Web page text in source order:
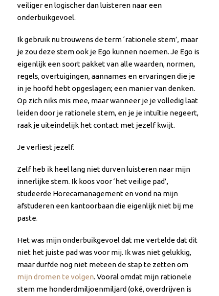
veiliger en logischer dan luisteren naar een
onderbuikgevoel.
Ik gebruik nu trouwens de term ‘rationele stem’, maar
je zou deze stem ook je Ego kunnen noemen. Je Ego is
eigenlijk een soort pakket van alle waarden, normen,
regels, overtuigingen, aannames en ervaringen die je
in je hoofd hebt opgeslagen; een manier van denken.
Op zich niks mis mee, maar wanneer je je volledig laat
leiden door je rationele stem, en je je intuïtie negeert,
raak je uiteindelijk het contact met jezelf kwijt.
Je verliest jezelf.
Zelf heb ik heel lang niet durven luisteren naar mijn
innerlijke stem. Ik koos voor ‘het veilige pad’,
studeerde Horecamanagement en vond na mijn
afstuderen een kantoorbaan die eigenlijk niet bij me
paste.
Het was mijn onderbuikgevoel dat me vertelde dat dit
niet het juiste pad was voor mij. Ik was niet gelukkig,
maar durfde nog niet meteen de stap te zetten om
mijn dromen te volgen. Vooral omdat mijn rationele
stem me honderdmiljoenmiljard (oké, overdrijven is